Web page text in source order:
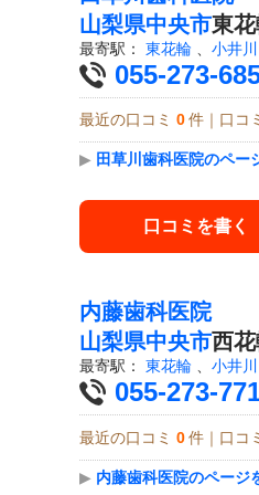
山梨県中央市東
最寄駅： 東花輪 小井川
055-273-
最近の口コミ 0 件｜口コ
▶ 田草川歯科医院のペー
口コミを書く
内藤歯科医院
山梨県中央市西
最寄駅： 東花輪 、 小井川
055-273-
最近の口コミ 0 件｜口コ
▶ 内藤歯科医院のページ